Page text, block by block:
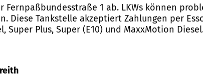
1 ab. LKWs können
Diese Tankstelle akzeptiert Zahlungen per
Plus, Super (E10) und MaxxMotion